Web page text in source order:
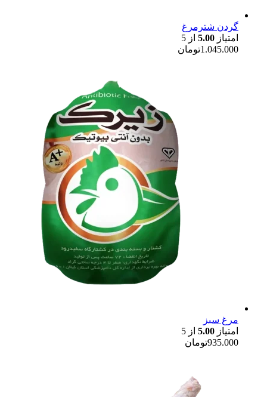
گردن شترمرغ
امتیاز 5.00 از 5
1.045.000تومان
مرغ سبز
امتیاز 5.00 از 5
935.000تومان